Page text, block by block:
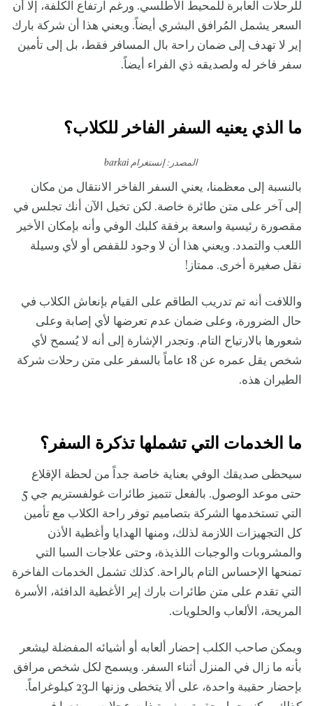
للرحلات العابرة للمحيط الأطلسي. ورغم ارتفاع الكلفة، إلا أن
السعر يشمل المُرافق البشري أيضاً. ويعني هذا أن شركة بارك
إير لا تهدف إلى ضمان راحة بال المسافر فقط، بل إلى تأمين
سفر فاخر له ولصديقه ذي الفراء أيضاً.
ما الذي يعنيه السفر الفاخر للكلاب؟
المصدر: إنستغرام barkai
بالنسبة إلى معظمنا، يعني السفر الفاخر الانتقال من مكان
إلى آخر على متن طائرة خاصة. لكن تخيل الآن أنك تجلس في
مقصورة رئيسية واسعة برفقة كلبك الوفي وأنه بإمكان الأخير
اللعب والتمدد. ويعني هذا أن لا وجود للقفص أو لأي وسيلة
نقل صغيرة أخرى. ممتاز!
واللافت أنه تم تدريب الطاقم على القيام بإنعاش الكلاب في
حال الضرورة، وعلى ضمان عدم تعرضها لأي إصابة وعلى
شعورها بالارتياح التام. وتجدر الإشارة إلى أنه لا يُسمح لأي
شخص يقل عمره عن 18 عاماً بالسفر على متن رحلات شركة
الطيران هذه.
ما الخدمات التي تشملها تذكرة السفر؟
سيحظى صديقك الوفي بعناية خاصة جداً من لحظة الإقلاع
حتى موعد الوصول. بالفعل تتميز طائرات غولفستريم جي 5
التي تستخدمها الشركة بتصاميم توفر راحة الكلاب مع تأمين
كل التجهيزات اللازمة لذلك، ومنها الهدايا وأغطية الأذن
والمشروبات والوجبات اللذيذة، وحتى علاجات السبا التي
تمنحها الإحساس التام بالراحة. كذلك تشمل الخدمات الفاخرة
التي تقدم على متن طائرات بارك إير الأغطية الدافئة، الأسرة
المريحة، الألعاب والحلويات.
ويمكن صاحب الكلب إحضار ألعابه أو أشيائه المفضلة ليشعر
بأنه ما زال في المنزل أثناء السفر. ويسمح لكل شخص مرافق
بإحضار حقيبة واحدة، على ألا يتخطى وزنها الـ23 كيلوغراماً.